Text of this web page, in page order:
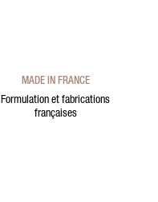
MADE IN FRANCE
Formulation et fabrications
françaises